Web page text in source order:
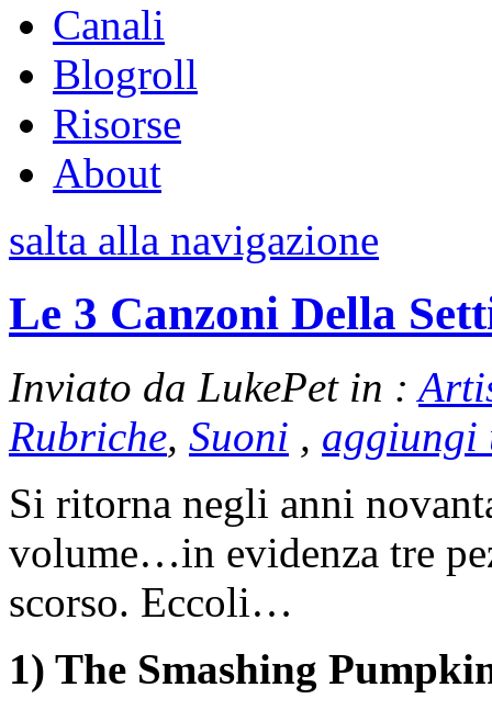
Canali
Blogroll
Risorse
About
salta alla navigazione
Le 3 Canzoni Della
Inviato da LukePet in :
Rubriche, Suoni , aggiungi
Si ritorna negli anni
volume…in evidenza tre
scorso. Eccoli…
1) The Smashing